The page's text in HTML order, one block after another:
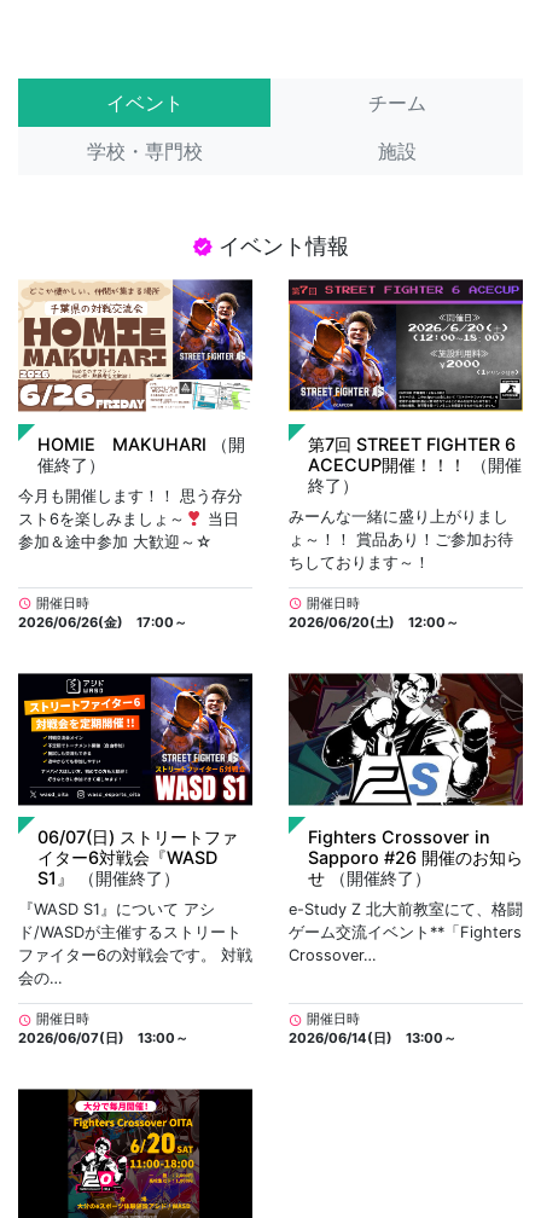
イベント
チーム
学校・専門校
施設
verified イベント情報
HOMIE MAKUHARI （開
催終了）
今月も開催します！！ 思う存分
スト6を楽しみましょ～
当日
参加＆途中参加 大歓迎～☆
schedule 開催日時
2026/06/26(金) 17:00～
第7回 STREET FIGHTER 6
ACECUP開催！！！
（開催
終了）
みーんな一緒に盛り上がりまし
ょ～！！ 賞品あり！ご参加お待
ちしております～！
schedule 開催日時
2026/06/20(土) 12:00～
06/07(日) ストリートファ
イター6対戦会『WASD
S1』
（開催終了）
『WASD S1』について アシ
ド/WASDが主催するストリート
ファイター6の対戦会です。 対戦
会の…
schedule 開催日時
2026/06/07(日) 13:00～
Fighters Crossover in
Sapporo #26 開催のお知ら
せ （開催終了）
e-Study Z 北大前教室にて、格闘
ゲーム交流イベント**「Fighters
Crossover…
schedule 開催日時
2026/06/14(日) 13:00～